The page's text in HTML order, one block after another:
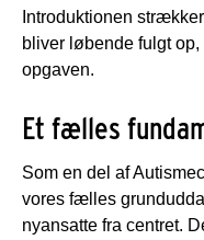
Introduktionen
bliver løbende fulgt
opgaven.
Et fælles
Som en del af
vores fælles
nyansatte fra centret.